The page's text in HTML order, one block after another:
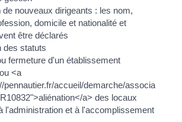
de nouveaux dirigeants : les nom,
domicile et nationalité et
être déclarés
des statuts
fermeture d'un établissement
<a
pennautier.fr/accueil/demarche/associa
a> des locaux
l'administration et à l'accomplissement